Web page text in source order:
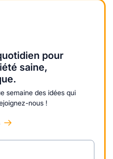
pour
saine,
semaine des idées qui
nous !